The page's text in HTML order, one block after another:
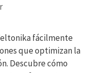
fácilmente
que optimizan la
Descubre cómo